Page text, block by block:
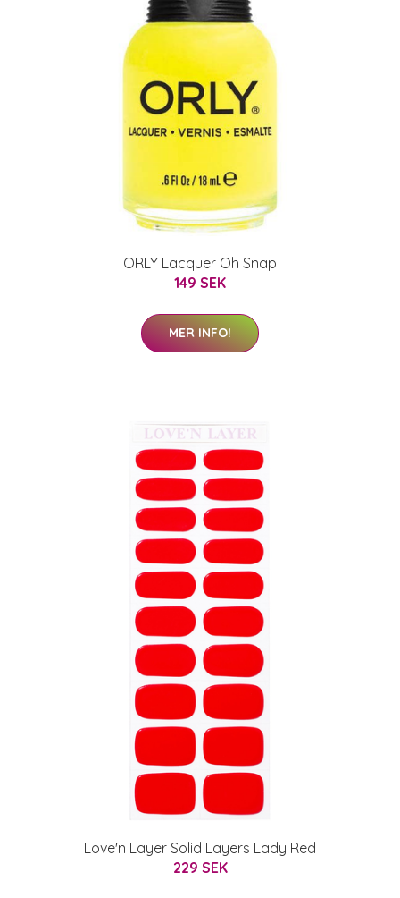
ORLY Lacquer Oh Snap
149 SEK
MER INFO!
Love'n Layer Solid Layers Lady Red
229 SEK